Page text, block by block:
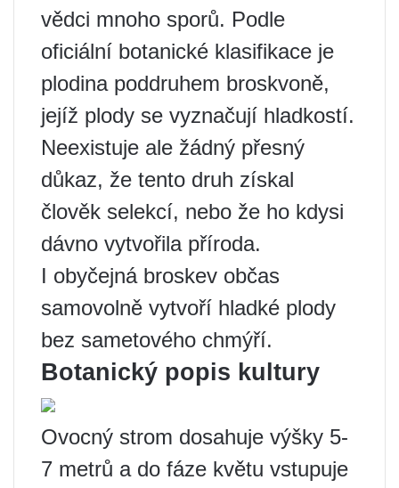
vědci mnoho sporů. Podle
oficiální botanické klasifikace je
plodina poddruhem broskvoně,
jejíž plody se vyznačují hladkostí.
Neexistuje ale žádný přesný
důkaz, že tento druh získal
člověk selekcí, nebo že ho kdysi
dávno vytvořila příroda.
I obyčejná broskev občas
samovolně vytvoří hladké plody
bez sametového chmýří.
Botanický popis kultury
Ovocný strom dosahuje výšky 5-
7 metrů a do fáze květu vstupuje